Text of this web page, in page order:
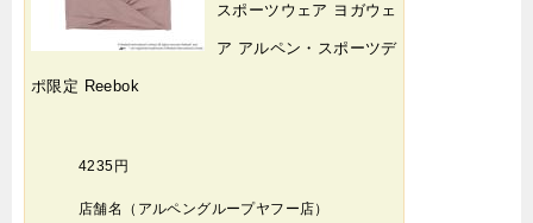
スポーツウェア ヨガウェ
ア アルペン・スポーツデ
ポ限定 Reebok
4235円
店舗名（アルペングループヤフー店）